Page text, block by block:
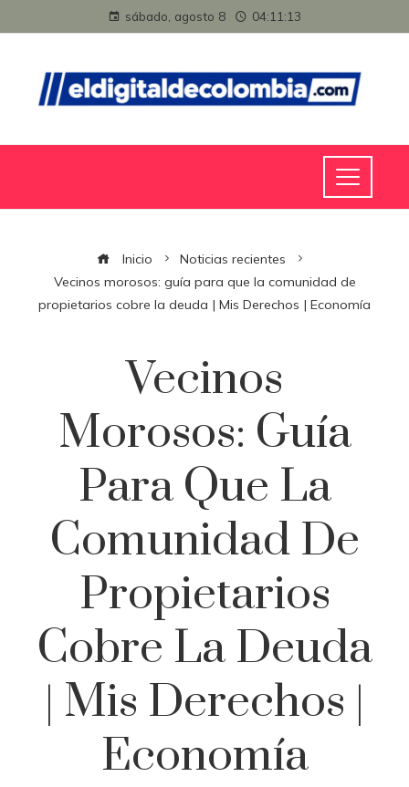
sábado, agosto 8 04:11:14
Inicio
Noticias recientes
Vecinos morosos: guía para que la comunidad de
propietarios cobre la deuda | Mis Derechos | Economía
Vecinos
Morosos: Guía
Para Que La
Comunidad De
Propietarios
Cobre La Deuda
| Mis Derechos |
Economía